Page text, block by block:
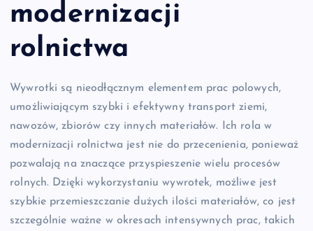
modernizacji
rolnictwa
Wywrotki są nieodłącznym elementem prac polowych,
umożliwiającym szybki i efektywny transport ziemi,
nawozów, zbiorów czy innych materiałów. Ich rola w
modernizacji rolnictwa jest nie do przecenienia, ponieważ
pozwalają na znaczące przyspieszenie wielu procesów
rolnych. Dzięki wykorzystaniu wywrotek, możliwe jest
szybkie przemieszczanie dużych ilości materiałów, co jest
szczególnie ważne w okresach intensywnych prac, takich